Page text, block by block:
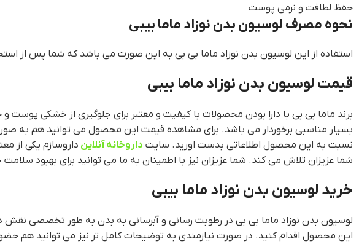
حفظ لطافت و نرمی پوست
نحوه مصرف لوسیون بدن نوزاد ماما بیبی
استفاده از این لوسیون بدن نوزاد ماما بی بی به این صورت می باشد که شما پس از
قیمت لوسیون بدن نوزاد ماما بیبی
برند ماما بی بی با دارا بودن محصولات با کیفیت و معتبر برای جلوگیری از خشکی
بسیار مناسبی برخوردار می باشد. برای مشاهده قیمت این محصول می توانید هم به
نسبت به این محصول اطلاعاتی بدست اورید. سایت داروخانه آنلاین داروسازم یکی از
شما عزیزان تلاش می کند. شما عزیزان نیز با اطمینان به ما می توانید برای بهبود سلامت
خرید لوسیون بدن نوزاد ماما بیبی
لوسیون بدن نوزاد ماما بی بی در رطوبت رسانی و آبرسانی به بدن به طور تخصصی نقش